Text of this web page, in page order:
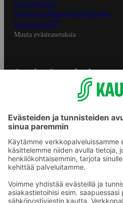
Saavutettavuus
Mobiilisovelluksen saavutettavuus
Mainostajalle
Muuta evästeasetuksia
S-ryhmän palvelut
Yhteishyvä Ruoka -sovellus
Prisma.fi
Sokos.fi
S-Pankki
Sokos Hotels
Raflaamo